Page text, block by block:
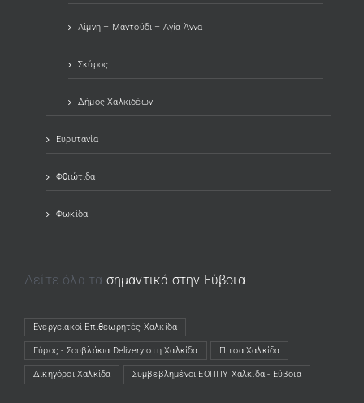
Λίμνη – Μαντούδι – Αγία Άννα
Σκύρος
Δήμος Χαλκιδέων
Ευρυτανία
Φθιώτιδα
Φωκίδα
Δείτε όλα τα σημαντικά στην Εύβοια
Ενεργειακοί Επιθεωρητές Χαλκίδα
(opens in a new tab)
Γύρος - Σουβλάκια Delivery στη Χαλκίδα
(opens in a new tab) Πίτσα Χαλκίδα
(opens in a new tab)
Δικηγόροι Χαλκίδα
(opens in a new tab) Συμβεβλημένοι ΕΟΠΠΥ Χαλκίδα - Εύβοια
(opens in a new tab)